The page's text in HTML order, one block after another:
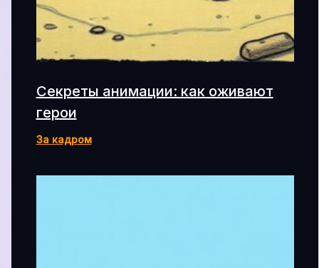
Секреты анимации: как оживают
герои
За кадром